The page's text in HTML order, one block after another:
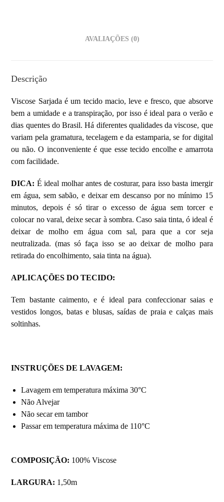
AVALIAÇÕES (0)
Descrição
Viscose Sarjada é um tecido macio, leve e fresco, que absorve
bem a umidade e a transpiração, por isso é ideal para o verão e
dias quentes do Brasil. Há diferentes qualidades da viscose, que
variam pela gramatura, tecelagem e da estamparia, se for digital
ou não. O inconveniente é que esse tecido encolhe e amarrota
com facilidade.
DICA: É ideal molhar antes de costurar, para isso basta imergir
em água, sem sabão, e deixar em descanso por no mínimo 15
minutos, depois é só tirar o excesso de água sem torcer e
colocar no varal, deixe secar à sombra. Caso saia tinta, ó ideal é
deixar de molho em água com sal, para que a cor seja
neutralizada. (mas só faça isso se ao deixar de molho para
retirada do encolhimento, saia tinta na água).
APLICAÇÕES DO TECIDO:
Tem bastante caimento, e é ideal para confeccionar saias e
vestidos longos, batas e blusas, saídas de praia e calças mais
soltinhas.
INSTRUÇÕES DE LAVAGEM:
Lavagem em temperatura máxima 30°C
Não Alvejar
Não secar em tambor
Passar em temperatura máxima de 110°C
COMPOSIÇÃO: 100% Viscose
LARGURA: 1,50m